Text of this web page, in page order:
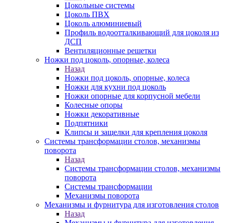
Цокольные системы
Цоколь ПВХ
Цоколь алюминиевый
Профиль водоотталкивающий для цоколя из
ДСП
Вентиляционные решетки
Ножки под цоколь, опорные, колеса
Назад
Ножки под цоколь, опорные, колеса
Ножки для кухни под цоколь
Ножки опорные для корпусной мебели
Колесные опоры
Ножки декоративные
Подпятники
Клипсы и защелки для крепления цоколя
Системы трансформации столов, механизмы
поворота
Назад
Системы трансформации столов, механизмы
поворота
Системы трансформации
Механизмы поворота
Механизмы и фурнитура для изготовления столов
Назад